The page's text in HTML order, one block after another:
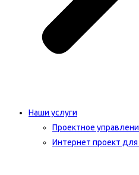
Наши услуги
Проектное
Интернет проект для